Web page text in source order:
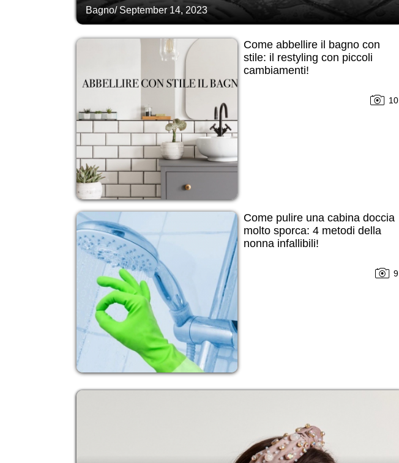
Bagno/September 14, 2023
Come abbellire il bagno con
stile: il restyling con piccoli
cambiamenti!
10
Come pulire una cabina doccia
molto sporca: 4 metodi della
nonna infallibili!
9